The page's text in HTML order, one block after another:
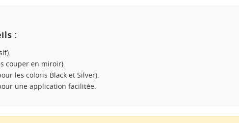
:
couper en miroir).
les coloris Black et Silver).
une application facilitée.